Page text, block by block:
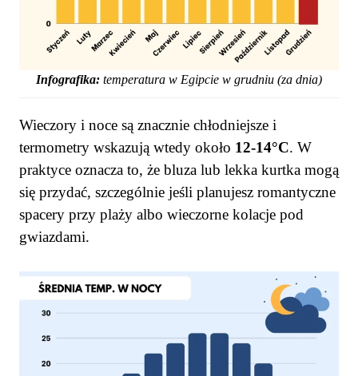
Infografika: temperatura w Egipcie w grudniu (za dnia)
Wieczory i noce są znacznie chłodniejsze i
termometry wskazują wtedy około 12-14°C. W
praktyce oznacza to, że bluza lub lekka kurtka mogą
się przydać, szczególnie jeśli planujesz romantyczne
spacery przy plaży albo wieczorne kolacje pod
gwiazdami.